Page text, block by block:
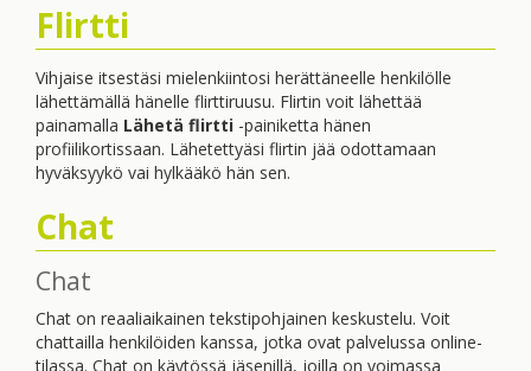
Flirtti
Vihjaise itsestäsi mielenkiintosi herättäneelle henkilölle
lähettämällä hänelle flirttiruusu. Flirtin voit lähettää
painamalla Lähetä flirtti -painiketta hänen
profiilikortissaan. Lähetettyäsi flirtin jää odottamaan
hyväksyykö vai hylkääkö hän sen.
Chat
Chat
Chat on reaaliaikainen tekstipohjainen keskustelu. Voit
chattailla henkilöiden kanssa, jotka ovat palvelussa online-
tilassa. Chat on käytössä jäsenillä, joilla on voimassa